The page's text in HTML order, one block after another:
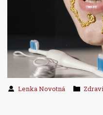
Lenka Novotná